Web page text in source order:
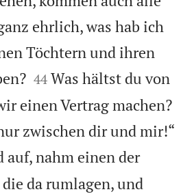
ehrlich, was hab ich
Töchtern und ihren

44 Was hältst du von
einen Vertrag machen?
zwischen dir und mir!“
auf, nahm einen der
da rumlagen, und